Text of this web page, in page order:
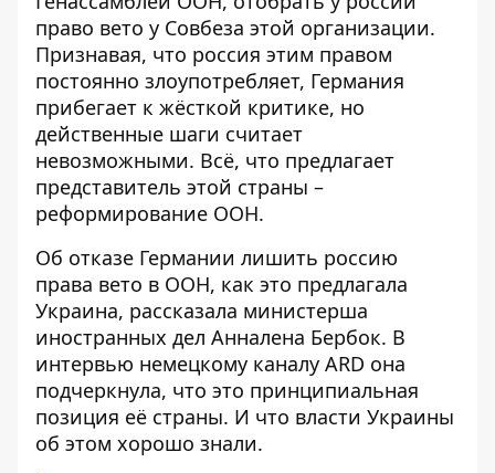
право вето у Совбеза этой организации.
Признавая, что россия этим правом
постоянно злоупотребляет, Германия
прибегает к жёсткой критике, но
действенные шаги считает
невозможными. Всё, что предлагает
представитель этой страны –
реформирование ООН.
Об отказе Германии лишить россию
права вето в ООН, как это предлагала
Украина, рассказала министерша
иностранных дел Анналена Бербок. В
интервью немецкому каналу ARD она
подчеркнула, что это принципиальная
позиция её страны. И что власти Украины
об этом хорошо знали.